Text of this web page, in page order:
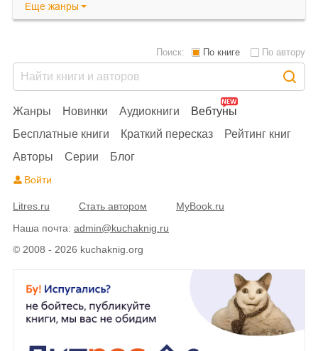
Еще жанры
© 2008 - 2026 kuchaknig.org
Жанры Новинки Аудиокниги
Вебтуны
Бесплатные книги
Краткий пересказ
Рейтинг книг
Авторы
Серии Блог
Поиск: По книге По автору
Войти
Litres.ru Стать автором
MyBook.ru
Наша почта: admin@kuchaknig.ru